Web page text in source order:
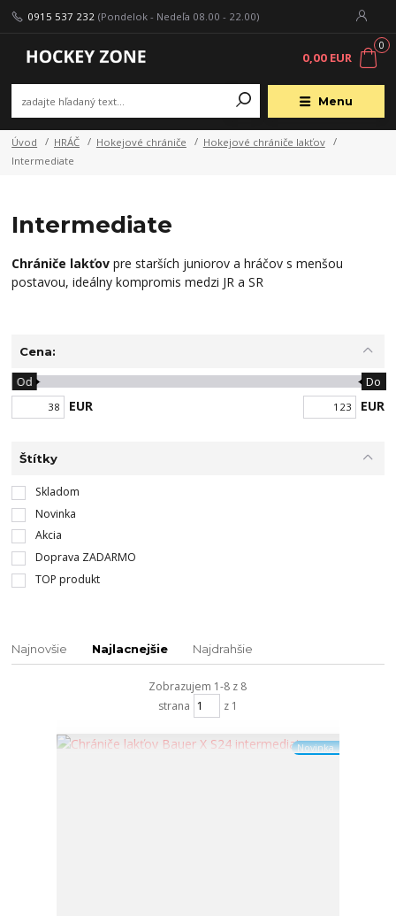
Menu
0915 537 232 (Pondelok - Nedeľa 08.00 - 22.00)
0
0,00 EUR
Úvod HRÁČ Hokejové chrániče
Hokejové chrániče lakťov
Intermediate
Intermediate
Chrániče lakťov pre starších juniorov a hráčov s menšou
postavou, ideálny kompromis medzi JR a SR
Cena:
EUR
Od Do
EUR
Štítky
Skladom
Novinka
Akcia
Doprava ZADARMO
TOP produkt
Najnovšie Najlacnejšie Najdrahšie
Zobrazujem 1-8 z 8
strana
z 1
Novinka